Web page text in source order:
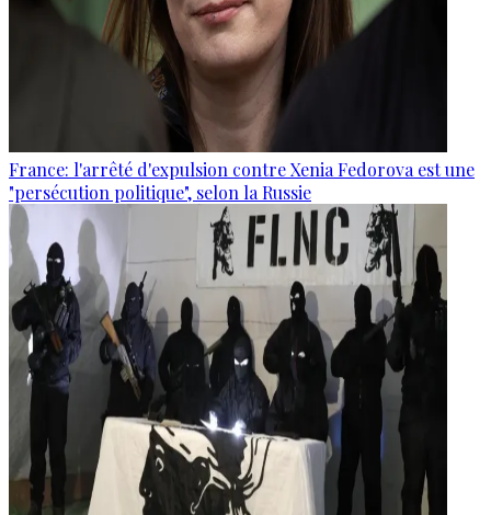
France: l'arrêté d'expulsion contre Xenia Fedorova est une
"persécution politique", selon la Russie